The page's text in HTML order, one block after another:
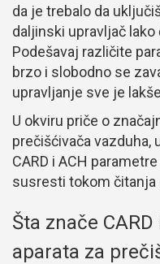
da je trebalo da
daljinski upravljač
Podešavaj različite
brzo i slobodno se
upravljanje sve je
U okviru priče o
prečišćivača vazduha,
CARD i ACH
susresti tokom čitanja
Šta znače
aparata za